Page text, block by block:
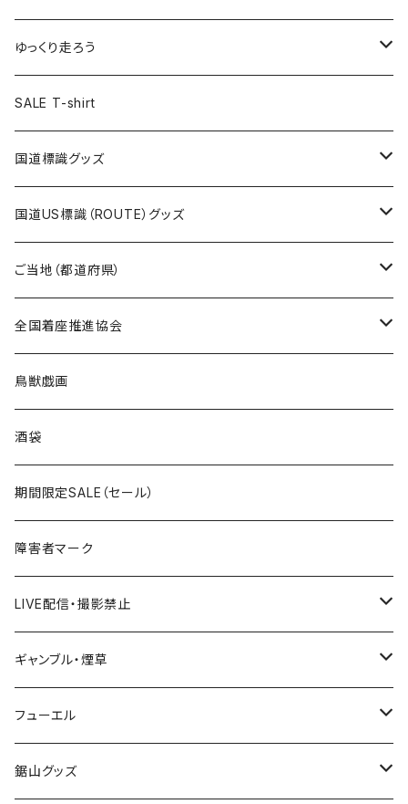
トートバッグ
ランチバッグ
エコバッグ
クリアファイル
キーホルダー
クリアファイル
Tシャツ
ステッカー
サコッシュ
ホテルキーホルダー
モーテルキーホルダー
トートバッグ
クリアファイル
マスク
エコバッグ
千葉ロッテマリーンズコラボ
エコバッグ
ステッカー
モーテルキーホルダー
ホテルキーホルダー
トートバッグ
キャップ
ステッカー
ホテルキーホルダー
Tシャツ
キャップ
ステッカー
ゆっくり走ろう
Tシャツ
ステッカー
ホテルキーホルダー
SALE T-shirt
国道標識グッズ
ステッカー
国道0～99号線
国道100～199号線
国道600～699号線
国道700～799号線
Tシャツ
キャップ
国道US標識（ROUTE）グッズ
ステッカー
ROUTE 0～99号線
ROUTE100～199号線
ROUTE600～699号線
ROUTE700～799号線
Tシャツ
ROUTE 0～99号線
ROUTE 100～199号線
ROUTE 600～699号線
ROUTE 700～799号線
キャップ
ROUTE 0～99号線
ROUTE 100～199号線
ROUTE 600～699号線
ROUTE 700～799号線
ご当地（都道府県）
北海道
青森県
岩手県
宮城県
秋田県
Tシャツ
ステッカー
山形県
福島県
茨城県
栃木県
全国着座推進協会
ステッカー
鳥獣戯画
酒袋
期間限定SALE（セール）
障害者マーク
LIVE配信・撮影禁止
LIVE配信禁止
撮影禁止
ギャンブル・煙草
ホテルキーホルダー
たばこ・禁煙ステッカー
フューエル
ステッカー
鋸山グッズ